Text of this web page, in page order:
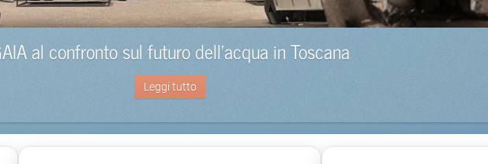
al confronto sul futuro dell’acqua in Toscana
Leggi tutto